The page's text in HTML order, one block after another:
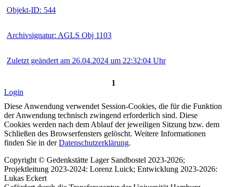
Objekt-ID: 544
Archivsignatur: AGLS Obj 1103
Zuletzt geändert am 26.04.2024 um 22:32:04 Uhr
1
Login
Diese Anwendung verwendet Session-Cookies, die für die Funktion
der Anwendung technisch zwingend erforderlich sind. Diese
Cookies werden nach dem Ablauf der jeweiligen Sitzung bzw. dem
Schließen des Browserfensters gelöscht. Weitere Informationen
finden Sie in derDatenschutzerklärung.
Copyright © Gedenkstätte Lager Sandbostel 2023-2026;
Projektleitung 2023-2024: Lorenz Luick; Entwicklung 2023-2026:
Lukas Eckert